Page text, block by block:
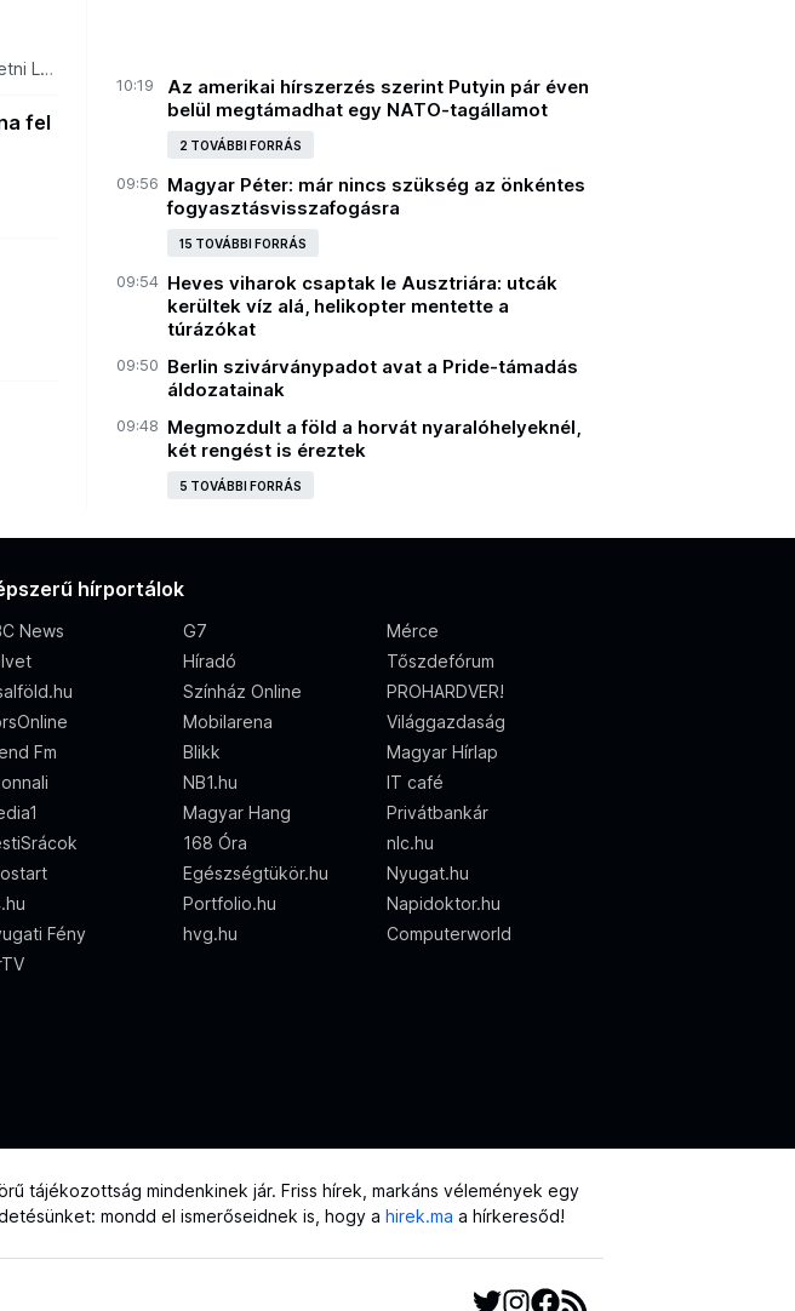
Laj
fel
10:19
Az amerikai hírszerzés szerint Putyin pár éven
belül megtámadhat egy NATO-tagállamot
2 TOVÁBBI FORRÁS
09:56 Magyar Péter: már nincs szükség az önkéntes
fogyasztásvisszafogásra
15 TOVÁBBI FORRÁS
09:54 Heves viharok csaptak le Ausztriára: utcák
kerültek víz alá, helikopter mentette a
túrázókat
09:50 Berlin szivárványpadot avat a Pride-támadás
áldozatainak
09:48 Megmozdult a föld a horvát nyaralóhelyeknél,
két rengést is éreztek
5 TOVÁBBI FORRÁS
hírportálok
News G7
Mérce
Híradó
Tőszdefórum
Színház Online
PROHARDVER!
Mobilarena
Világgazdaság
Fm
Blikk
Magyar Hírlap
NB1.hu
IT café
Magyar Hang
Privátbankár
168 Óra
nlc.hu
Egészségtükör.hu
Nyugat.hu
Portfolio.hu
Napidoktor.hu
Fény
hvg.hu
Computerworld
tájékozottság mindenkinek jár. Friss hírek, markáns vélemények egy
mondd el ismerőseidnek is, hogy a hirek.ma a hírkeresőd!